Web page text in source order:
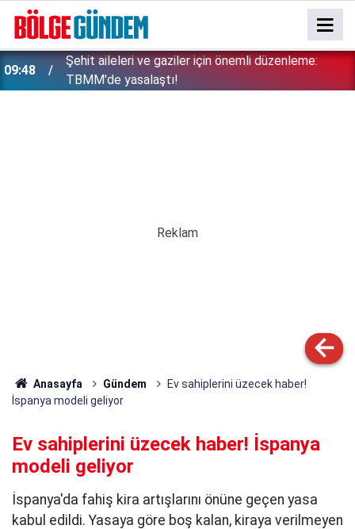
09:48
Şehit aileleri ve gaziler için önemli düzenleme:
09:37
Mekke Anlaşması rahatsız etti: Daha imzalar
kurumadan peş peşe saldırılar başladı!
Anasayfa Gündem
Ev sahiplerini üzecek haber!
İspanya modeli geliyor
Ev sahiplerini üzecek haber! İspanya
modeli geliyor
İspanya'da fahiş kira artışlarını önüne geçen yasa
kabul edildi. Yasaya göre boş kalan, kiraya verilmeyen